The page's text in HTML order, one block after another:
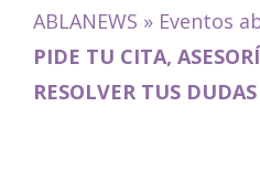
ABLANEWS » Eventos
PIDE TU CITA,
RESOLVER TUS DUDAS